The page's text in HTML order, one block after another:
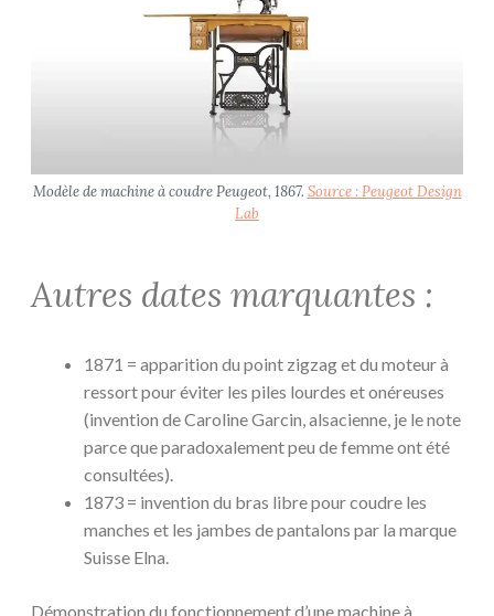
Modèle de machine à coudre Peugeot, 1867. Source : Peugeot Design
Lab
Autres dates marquantes :
1871 = apparition du point zigzag et du moteur à
ressort pour éviter les piles lourdes et onéreuses
(invention de Caroline Garcin, alsacienne, je le note
parce que paradoxalement peu de femme ont été
consultées).
1873 = invention du bras libre pour coudre les
manches et les jambes de pantalons par la marque
Suisse Elna.
Démonstration du fonctionnement d’une machine à